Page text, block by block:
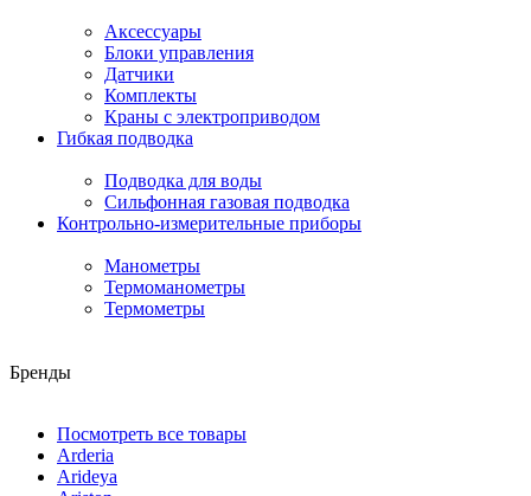
Аксессуары
Блоки управления
Датчики
Комплекты
Краны с электроприводом
Гибкая подводка
Подводка для воды
Сильфонная газовая подводка
Контрольно-измерительные приборы
Манометры
Термоманометры
Термометры
Бренды
Посмотреть все товары
Arderia
Arideya